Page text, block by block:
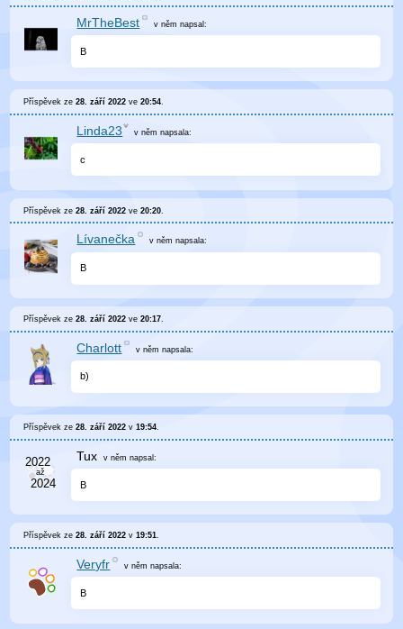
MrTheBest v němnapsal:
B
Příspěvek ze28. září 2022 ve20:54.
Linda23 v něm napsala:
c
Příspěvek ze28. září 2022 ve20:20
Lívanečka v němnapsala:
B
Příspěvek ze28. září 2022 ve20:17
Charlott v němnapsala:
b)
Příspěvek ze28. září 2022 v19:54.
Tux v něm napsal:
B
Příspěvek ze28. září 2022 v19:51.
Veryfr v němnapsala:
B